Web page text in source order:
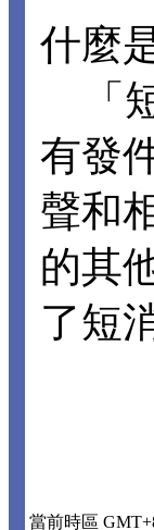
什麼
「
有發
聲和
的其
了短
當前時區